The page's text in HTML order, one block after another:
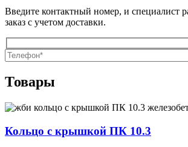
Введите контактный номер, и специалист
заказ с учетом доставки.
Товары
Кольцо с крышкой ПК 10.3